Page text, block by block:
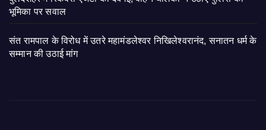
भूमिका पर सवाल
संत रामपाल के विरोध में उतरे महामंडलेश्वर निखिलेश्वरानंद, सनातन धर्म के
सम्मान की उठाई मांग